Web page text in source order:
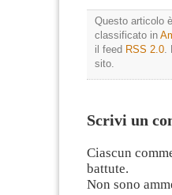
Questo articolo
classificato in
il feed RSS 2.0.
sito.
Scrivi un
Ciascun
battute.
Non sono